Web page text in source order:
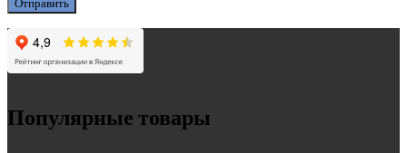
Популярные товары